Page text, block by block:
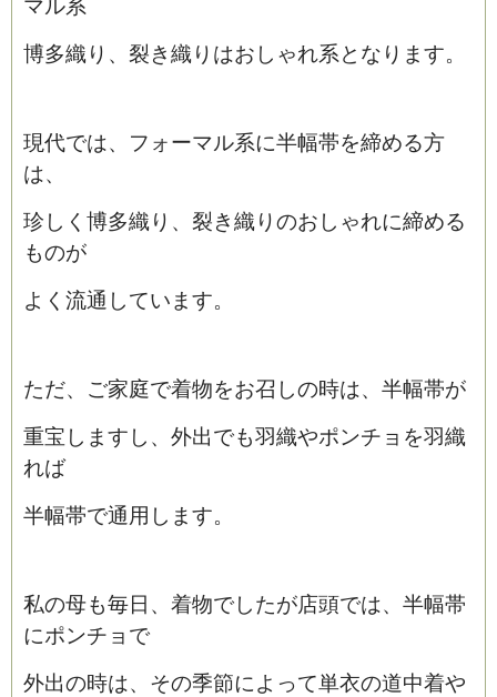
マル系
博多織り、裂き織りはおしゃれ系となります。
現代では、フォーマル系に半幅帯を締める方
は、
珍しく博多織り、裂き織りのおしゃれに締める
ものが
よく流通しています。
ただ、ご家庭で着物をお召しの時は、半幅帯が
重宝しますし、外出でも羽織やポンチョを羽織
れば
半幅帯で通用します。
私の母も毎日、着物でしたが店頭では、半幅帯
にポンチョで
外出の時は、その季節によって単衣の道中着や